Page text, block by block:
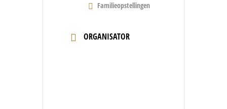
Familieopstellingen
ORGANISATOR